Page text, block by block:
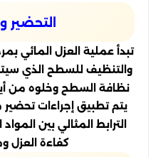
التحضير
تبدأ عملية العزل المائي
والتنظيف للسطح الذي
نظافة السطح وخلوه من
يتم تطبيق إجراءات
الترابط المثالي بين
كفاءة العزل